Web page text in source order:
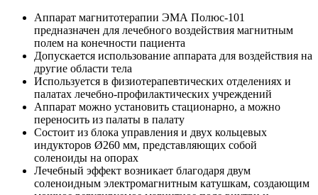
Аппарат магнитотерапии ЭМА Полюс-101
предназначен для лечебного воздействия магнитным
полем на конечности пациента
Допускается использование аппарата для воздействия на
другие области тела
Используется в физиотерапевтических отделениях и
палатах лечебно-профилактических учреждений
Аппарат можно установить стационарно, а можно
переносить из палаты в палату
Состоит из блока управления и двух кольцевых
индукторов Ø260 мм, представляющих собой
соленоиды на опорах
Лечебный эффект возникает благодаря двум
соленоидным электромагнитным катушкам, создающим